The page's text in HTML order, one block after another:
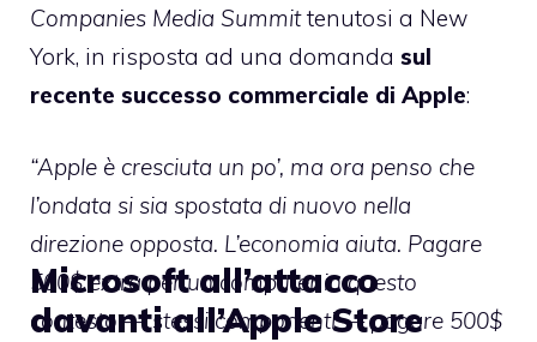
Companies Media Summittenutosi a New
York, in risposta ad una domanda sul
recente successo commerciale di Apple:
“Apple è cresciuta un po’, ma ora penso che
l’ondata si sia spostata di nuovo nella
direzione opposta. L’economia aiuta. Pagare
500$ extra per un computer in questo
contesto — stessi componenti — pagare 500$
Microsoft all’attacco
davanti all’Apple Store